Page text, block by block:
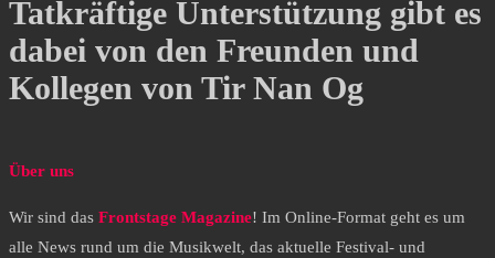
Tatkräftige Unterstützung gibt es
dabei von den Freunden und
Kollegen von Tir Nan Og
Über uns
Wir sind das Frontstage Magazine! Im Online-Format geht es um
alle News rund um die Musikwelt, das aktuelle Festival- und